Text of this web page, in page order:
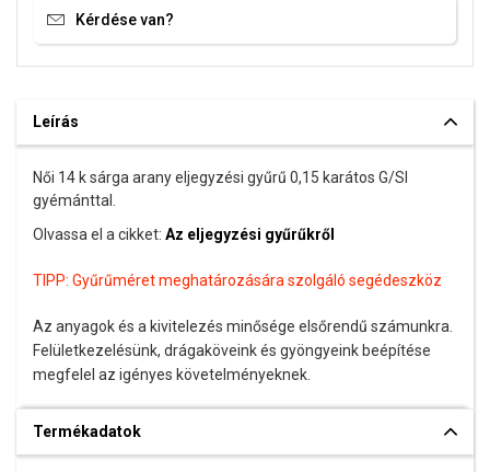
Kérdése van?
Leírás
Női 14 k sárga arany eljegyzési gyűrű 0,15 karátos G/SI
gyémánttal.
Olvassa el a cikket: Az eljegyzési gyűrűkről
TIPP: Gyűrűméret meghatározására szolgáló segédeszköz
Az anyagok és a kivitelezés minősége elsőrendű számunkra.
Felületkezelésünk, drágaköveink és gyöngyeink beépítése
megfelel az igényes követelményeknek.
Termékadatok